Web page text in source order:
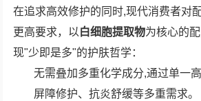
在追求高效修护的同时,现代消费者对
更高要求，以 白细胞提取物为核心的
现"少即是多"的护肤哲学：
无需叠加多重化学成分,通过单一
屏障修护、抗炎舒缓等多重需求。